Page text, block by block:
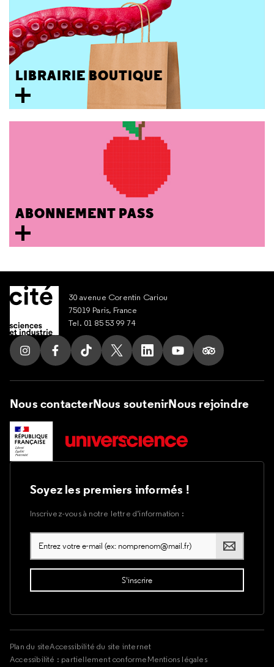
LIBRAIRIE BOUTIQUE
ABONNEMENT PASS
30 avenue Corentin Cariou
75019 Paris, France
Tel. 01 85 53 99 74
Suivez nous sur Instagram
Suivez nous sur Facebook
Suivez nous sur Tik Tok
Suivez nous sur X
Suivez nous sur LinkedIn
Suivez nous sur
Suivez nous
Nous contacterNous soutenirNous rejoindre
Soyez les premiers informés !
Inscrivez-vous à notre lettre d’information :
Plan du siteAccessibilité du site internet
Accessibilité : partiellement conformeMentions légales